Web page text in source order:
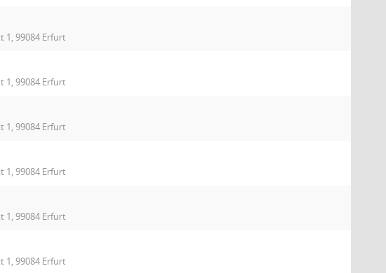
1, 99084 Erfurt
1, 99084 Erfurt
1, 99084 Erfurt
1, 99084 Erfurt
1, 99084 Erfurt
1, 99084 Erfurt